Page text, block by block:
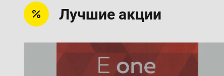
Лучшие акции